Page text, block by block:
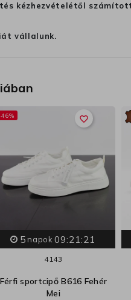
kézhezvételétől
vállalunk.
favorite_border
5 napok09:21:20
4143
Férfi sportcipő B616 Fehér
Mei